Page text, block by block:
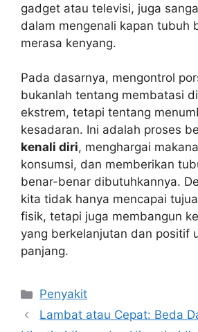
gadget atau televisi, juga
dalam mengenali kapan tubuh
merasa kenyang.
Pada dasarnya, mengontrol
bukanlah tentang membatasi
ekstrem, tetapi tentang
kesadaran. Ini adalah proses
kenali diri, menghargai
konsumsi, dan memberikan
benar-benar dibutuhkannya.
kita tidak hanya mencapai
fisik, tetapi juga membangun
yang berkelanjutan dan positif
panjang.
Kategori
Penyakit
Lambat atau Cepat: Beda